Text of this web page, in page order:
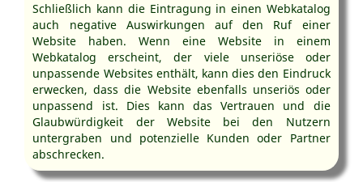
Schließlich kann die Eintragung in einen Webkatalog
auch negative Auswirkungen auf den Ruf einer
Website haben. Wenn eine Website in einem
Webkatalog erscheint, der viele unseriöse oder
unpassende Websites enthält, kann dies den Eindruck
erwecken, dass die Website ebenfalls unseriös oder
unpassend ist. Dies kann das Vertrauen und die
Glaubwürdigkeit der Website bei den Nutzern
untergraben und potenzielle Kunden oder Partner
abschrecken.